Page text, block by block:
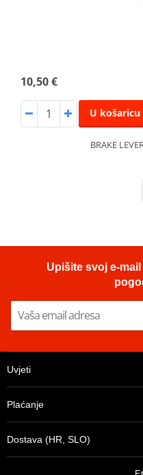
10,50 €
U košaricu
BRAKE
Upišite svoj e-
Uvjeti
Plaćanje
Dostava (HR, SLO)